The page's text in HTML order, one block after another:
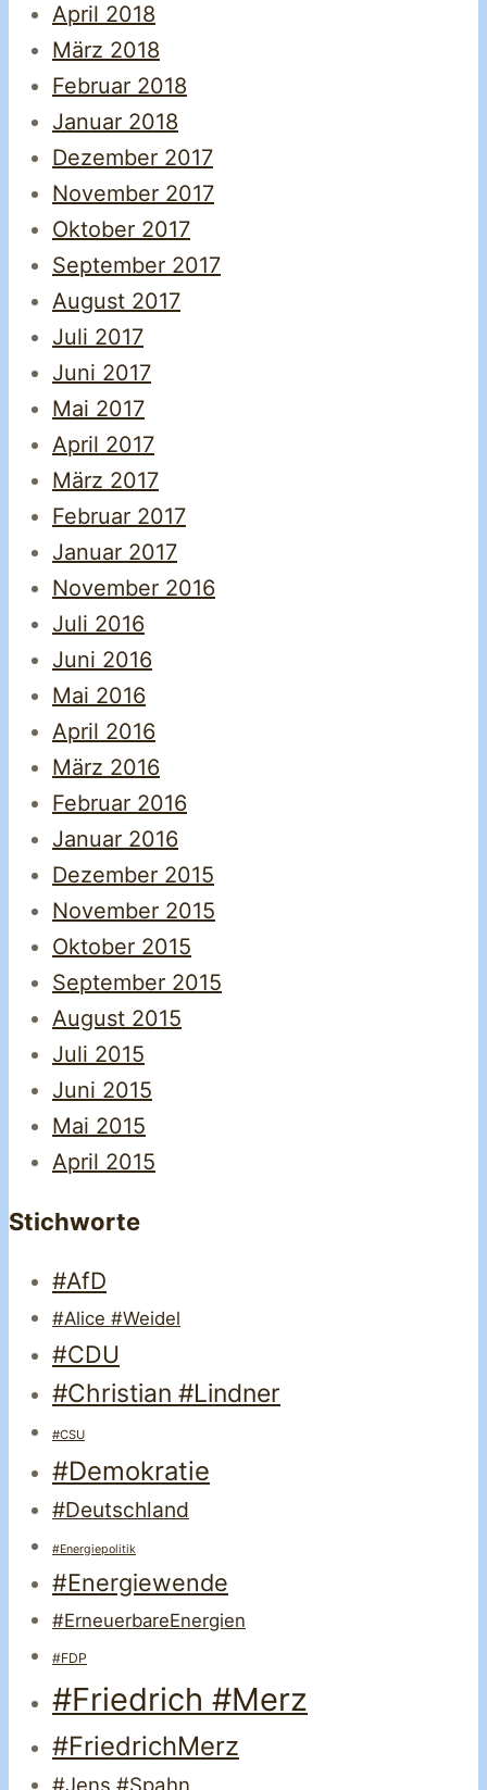
April 2018
März 2018
Februar 2018
Januar 2018
Dezember 2017
November 2017
Oktober 2017
September 2017
August 2017
Juli 2017
Juni 2017
Mai 2017
April 2017
März 2017
Februar 2017
Januar 2017
November 2016
Juli 2016
Juni 2016
Mai 2016
April 2016
März 2016
Februar 2016
Januar 2016
Dezember 2015
November 2015
Oktober 2015
September 2015
August 2015
Juli 2015
Juni 2015
Mai 2015
April 2015
Stichworte
#AfD
#Alice #Weidel
#CDU
#Christian #Lindner
#CSU
#Demokratie
#Deutschland
#Energiepolitik
#Energiewende
#ErneuerbareEnergien
#FDP
#Friedrich #Merz
#FriedrichMerz
#Jens #Spahn